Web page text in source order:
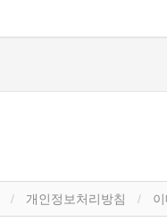
개인정보처리방침